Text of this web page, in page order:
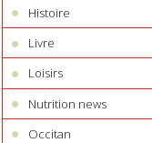
Histoire
Livre
Loisirs
Nutrition news
Occitan